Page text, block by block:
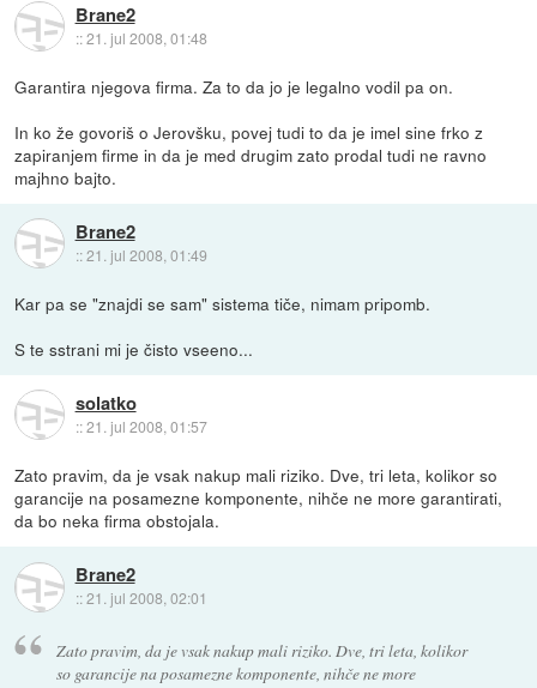
Brane2
::21. jul 2008, 01:48
Garantira njegova firma. Za to da jo je legalno vodil pa on.
In ko že govoriš o Jerovšku, povej tudi to da je imel sine frko z
zapiranjem firme in da je med drugim zato prodal tudi ne ravno
majhno bajto.
Brane2
::21. jul 2008, 01:49
Kar pa se "znajdi se sam" sistema tiče, nimam pripomb.
S te sstrani mi je čisto vseeno...
solatko
::21. jul 2008, 01:57
Zato pravim, da je vsak nakup mali riziko. Dve, tri leta, kolikor so
garancije na posamezne komponente, nihče ne more garantirati,
da bo neka firma obstojala.
Brane2
::21. jul 2008, 02:01
Zato pravim, da je vsak nakup mali riziko. Dve, tri leta, kolikor
so garancije na posamezne komponente, nihče ne more